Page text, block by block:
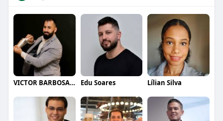
VICTOR BARBOSA QUARANTA Edu Soares Lílian Silva